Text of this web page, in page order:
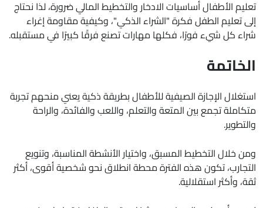
تعليم الأطفال أساسيات الادخار والتخطيط المالي ضرورة، لذا نحتاج
إلى تعليم الطفل فكرة "الشراء الذكي"، وكيفية مقاومة إغراء
شراء كل شيء فورًا، فكلها مهارات تصنع فرقًا كبيرًا في مستقبله.
الخاتمة
استغلال الإجازة الصيفية للأطفال بطريقة ذكية يعني منحهم تجربة
متكاملة تجمع بين المتعة والتعلم، واللعب والفائدة، والراحة
والتطوير.
ومن خلال التخطيط المسبق، واختيار الأنشطة المناسبة، وتنويع
التجارب، تكون هذه الفترة محطة انطلاق نحو شخصية أقوى، أكثر
ثقة، وأكثر استقلالية.